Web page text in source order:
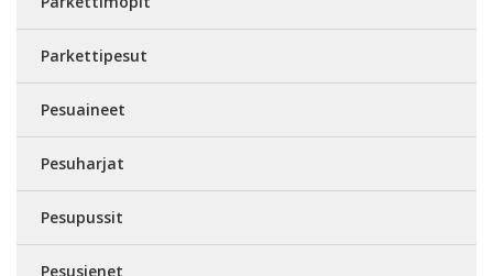
Parkettipesut
Pesuaineet
Pesuharjat
Pesupussit
Pesusienet